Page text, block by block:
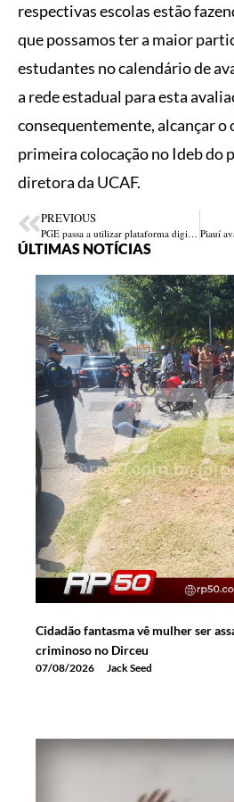
respectivas escolas estão
que possamos ter a maior
estudantes no calendário de
a rede estadual para esta
consequentemente, alcançar o
primeira colocação no Ideb do
diretora da UCAF.
PREVIOUS
PGE passa a utilizar plataforma digital para classificação e distribuição de processos
ÚLTIMAS NOTÍCIAS
Cidadão fantasma vê mulher ser
criminoso no Dirceu
07/08/2026 Jack Seed